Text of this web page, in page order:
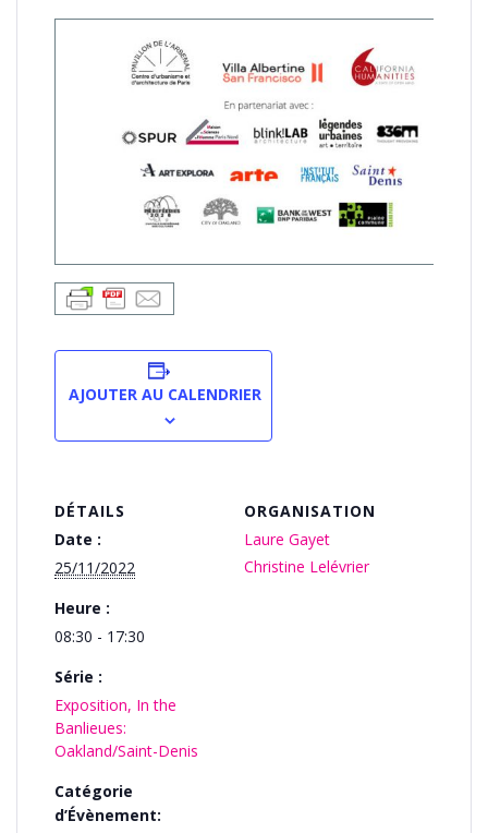
AJOUTER AU CALENDRIER
DÉTAILS
Date :
25/11/2022
Heure :
08:30 - 17:30
Série :
Exposition, In the
Banlieues:
Oakland/Saint-Denis
Catégorie
d’Évènement:
ORGANISATION
Laure Gayet
Christine Lelévrier